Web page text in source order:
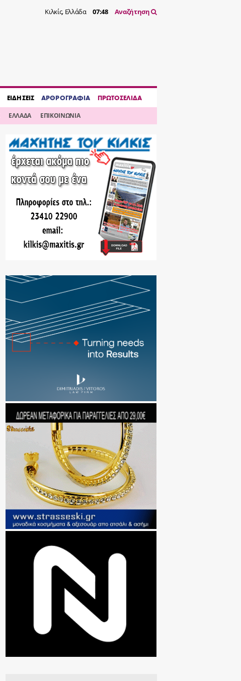
Κιλκίς, Ελλάδα 07:48 Αναζήτηση
ΕΙΔΗΣΕΙΣ ΑΡΘΡΟΓΡΑΦΙΑ ΠΡΩΤΟΣΕΛΙΔΑ
ΕΛΛΑΔΑ ΕΠΙΚΟΙΝΩΝΙΑ